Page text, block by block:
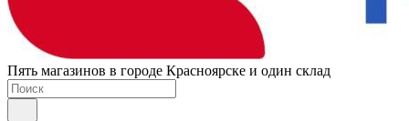
Пять магазинов в городе Красноярске и один склад